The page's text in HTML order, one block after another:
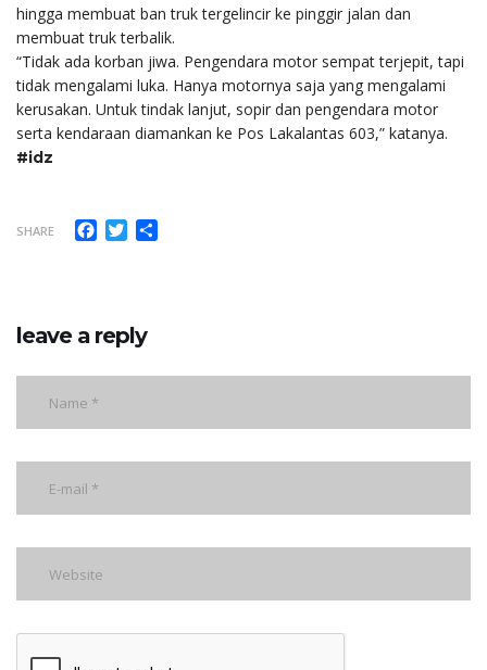
hingga membuat ban truk tergelincir ke pinggir jalan dan
membuat truk terbalik.
“Tidak ada korban jiwa. Pengendara motor sempat terjepit, tapi
tidak mengalami luka. Hanya motornya saja yang mengalami
kerusakan. Untuk tindak lanjut, sopir dan pengendara motor
serta kendaraan diamankan ke Pos Lakalantas 603,” katanya.
#idz
SHARE Facebook
Twitter
leave a reply